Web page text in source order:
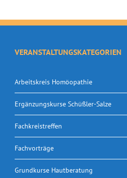
VERANSTALTUNGSKATEGORIEN
Arbeitskreis Homöopathie
Ergänzungskurse Schüßler-Salze
Fachkreistreffen
Fachvorträge
Grundkurse Hautberatung